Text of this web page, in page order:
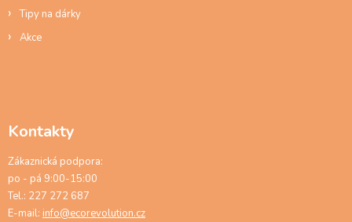
Tipy na dárky
Akce
Kontakty
Zákaznická podpora:
po - pá 9:00-15:00
Tel.: 227 272 687
E-mail: info@ecorevolution.cz